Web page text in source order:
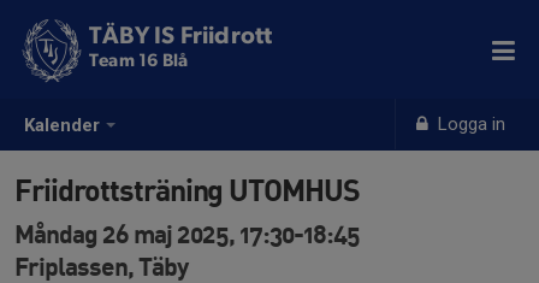
Kalender Logga in
TÄBY IS Friidrott
Team 16 Blå
Friidrottsträning UTOMHUS
Måndag 26 maj 2025, 17:30-18:45
Friplassen, Täby